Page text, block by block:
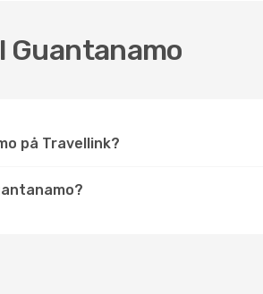
Guantanamo
på Travellink?